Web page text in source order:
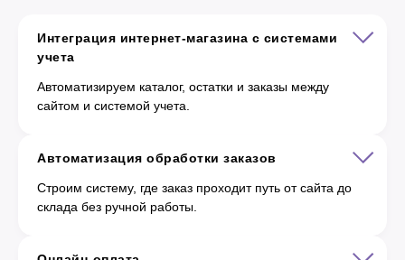
Интеграция интернет-магазина с системами
учета
Автоматизируем каталог, остатки и заказы между
сайтом и системой учета.
Автоматизация обработки заказов
Строим систему, где заказ проходит путь от сайта до
склада без ручной работы.